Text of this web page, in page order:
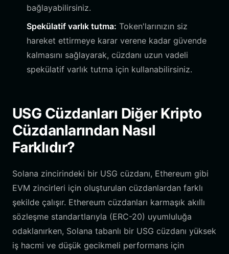
bağlayabilirsiniz.
Spekülatif varlık tutma: Token'larınızın siz
hareket ettirmeye karar verene kadar güvende
kalmasını sağlayarak, cüzdanı uzun vadeli
spekülatif varlık tutma için kullanabilirsiniz.
USG Cüzdanları Diğer Kripto
Cüzdanlarından Nasıl
Farklıdır?
Solana zincirindeki bir USG cüzdanı, Ethereum gibi
EVM zincirleri için oluşturulan cüzdanlardan farklı
şekilde çalışır. Ethereum cüzdanları karmaşık akıllı
sözleşme standartlarıyla (ERC-20) uyumluluğa
odaklanırken, Solana tabanlı bir USG cüzdanı yüksek
iş hacmi ve düşük gecikmeli performans için